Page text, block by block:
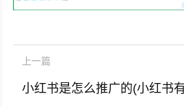
上一篇
小红书是怎么推广的(小红书